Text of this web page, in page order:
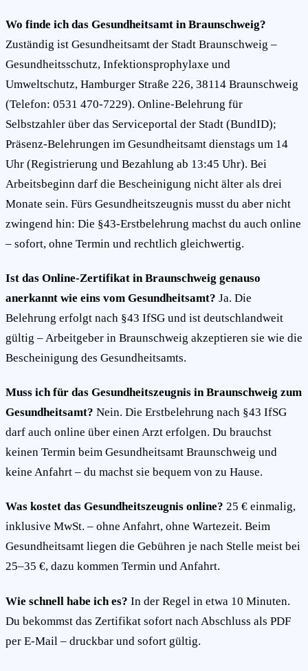
Wo finde ich das Gesundheitsamt in Braunschweig?
Zuständig ist Gesundheitsamt der Stadt Braunschweig –
Gesundheitsschutz, Infektionsprophylaxe und
Umweltschutz, Hamburger Straße 226, 38114 Braunschweig
(Telefon: 0531 470-7229). Online-Belehrung für
Selbstzahler über das Serviceportal der Stadt (BundID);
Präsenz-Belehrungen im Gesundheitsamt dienstags um 14
Uhr (Registrierung und Bezahlung ab 13:45 Uhr). Bei
Arbeitsbeginn darf die Bescheinigung nicht älter als drei
Monate sein. Fürs Gesundheitszeugnis musst du aber nicht
zwingend hin: Die §43-Erstbelehrung machst du auch online
– sofort, ohne Termin und rechtlich gleichwertig.
Ist das Online-Zertifikat in Braunschweig genauso
anerkannt wie eins vom Gesundheitsamt? Ja. Die
Belehrung erfolgt nach §43 IfSG und ist deutschlandweit
gültig – Arbeitgeber in Braunschweig akzeptieren sie wie die
Bescheinigung des Gesundheitsamts.
Muss ich für das Gesundheitszeugnis in Braunschweig zum
Gesundheitsamt? Nein. Die Erstbelehrung nach §43 IfSG
darf auch online über einen Arzt erfolgen. Du brauchst
keinen Termin beim Gesundheitsamt Braunschweig und
keine Anfahrt – du machst sie bequem von zu Hause.
Was kostet das Gesundheitszeugnis online? 25 € einmalig,
inklusive MwSt. – ohne Anfahrt, ohne Wartezeit. Beim
Gesundheitsamt liegen die Gebühren je nach Stelle meist bei
25–35 €, dazu kommen Termin und Anfahrt.
Wie schnell habe ich es? In der Regel in etwa 10 Minuten.
Du bekommst das Zertifikat sofort nach Abschluss als PDF
per E-Mail – druckbar und sofort gültig.